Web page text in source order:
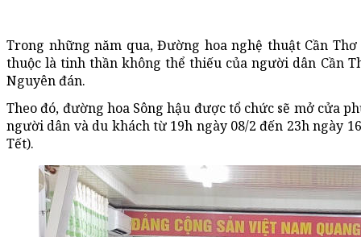
Trong những năm qua, Đường hoa nghệ thuật Cần
thuộc là tinh thần không thể thiếu của người dân Cần
Nguyên đán.
Theo đó, đường hoa Sông hậu được tổ chức sẽ mở cửa
người dân và du khách từ 19h ngày 08/2 đến 23h ngày
Tết).